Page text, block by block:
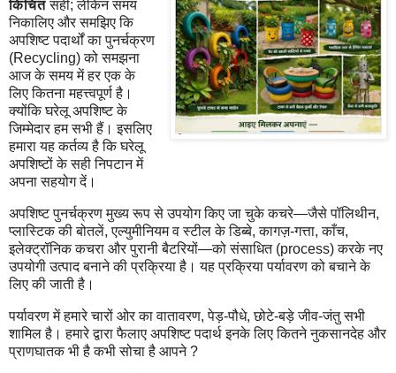
किंचितसही; लेकिन समय
निकालिए और समझिए कि
अपशिष्ट पदार्थों का पुनर्चक्रण
(Recycling) को समझना
आज के समय में हर एक के
लिए कितना महत्त्वपूर्ण है।
क्योंकि घरेलू अपशिष्ट के
जिम्मेदार हम सभी हैं। इसलिए
हमारा यह कर्तव्य है कि घरेलू
अपशिष्टों के सही निपटान में
अपना सहयोग दें।
अपशिष्ट पुनर्चक्रण मुख्य रूप से उपयोग किए जा चुके कचरे—जैसे पॉलिथीन,
प्लास्टिक की बोतलें, एल्युमीनियम व स्टील के डिब्बे, कागज़-गत्ता, काँच,
इलेक्ट्रॉनिक कचरा और पुरानी बैटरियों—को संसाधित (process) करके नए
उपयोगी उत्पाद बनाने की प्रक्रिया है। यह प्रक्रिया पर्यावरण को बचाने के
लिए की जाती है।
पर्यावरण में हमारे चारों ओर का वातावरण, पेड़-पौधे, छोटे-बड़े जीव-जंतु सभी
शामिल है। हमारे द्वारा फैलाए अपशिष्ट पदार्थ इनके लिए कितने नुकसानदेह और
प्राणघातक भी है कभी सोचा है आपने ?